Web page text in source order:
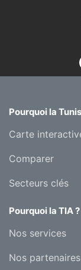
Pourquoi la
Carte
Comparer
Secteurs clés
Pourquoi la TIA ?
Nos services
Nos partenaires